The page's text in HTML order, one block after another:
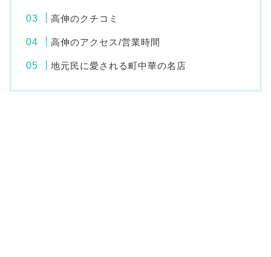
高伸のクチコミ
高伸のアクセス/営業時間
地元民に愛される町中華の名店